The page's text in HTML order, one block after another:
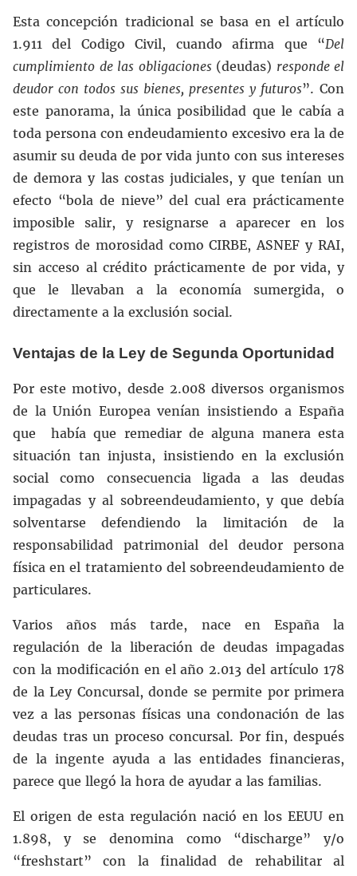
Esta concepción tradicional se basa en el artículo
1.911 del Codigo Civil, cuando afirma que “Del
cumplimiento de las obligaciones (deudas) responde el
deudor con todos sus bienes, presentes y futuros”. Con
este panorama, la única posibilidad que le cabía a
toda persona con endeudamiento excesivo era la de
asumir su deuda de por vida junto con sus intereses
de demora y las costas judiciales, y que tenían un
efecto “bola de nieve” del cual era prácticamente
imposible salir, y resignarse a aparecer en los
registros de morosidad como CIRBE, ASNEF y RAI,
sin acceso al crédito prácticamente de por vida, y
que le llevaban a la economía sumergida, o
directamente a la exclusión social.
Ventajas de la Ley de Segunda Oportunidad
Por este motivo, desde 2.008 diversos organismos
de la Unión Europea venían insistiendo a España
que había que remediar de alguna manera esta
situación tan injusta, insistiendo en la exclusión
social como consecuencia ligada a las deudas
impagadas y al sobreendeudamiento, y que debía
solventarse defendiendo la limitación de la
responsabilidad patrimonial del deudor persona
física en el tratamiento del sobreendeudamiento de
particulares.
Varios años más tarde, nace en España la
regulación de la liberación de deudas impagadas
con la modificación en el año 2.013 del artículo 178
de la Ley Concursal, donde se permite por primera
vez a las personas físicas una condonación de las
deudas tras un proceso concursal. Por fin, después
de la ingente ayuda a las entidades financieras,
parece que llegó la hora de ayudar a las familias.
El origen de esta regulación nació en los EEUU en
1.898, y se denomina como “discharge” y/o
“freshstart” con la finalidad de rehabilitar al